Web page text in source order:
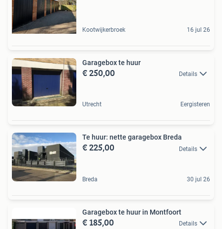
Kootwijkerbroek 16 jul 26
Garagebox te huur
€ 250,00 Details
Utrecht Eergisteren
Te huur: nette garagebox Breda
€ 225,00 Details
Breda 30 jul 26
Garagebox te huur in Montfoort
€ 185,00 Details